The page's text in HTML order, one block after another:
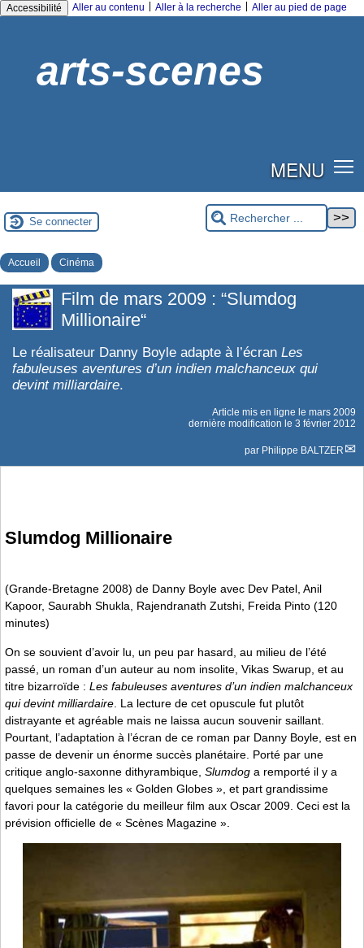
Accessibilité Aller au contenu Aller à la recherche Aller au pied de page
arts-scenes
MENU
Se connecter
Accueil Cinéma
Film de mars 2009 : “Slumdog
Millionaire“
Le réalisateur Danny Boyle adapte à l’écran Les
fabuleuses aventures d’un indien malchanceux qui
devint milliardaire.
Article mis en ligne le mars 2009
dernière modification le 3 février 2012
par Philippe BALTZER
Slumdog Millionaire
(Grande-Bretagne 2008) de Danny Boyle avec Dev Patel, Anil
Kapoor, Saurabh Shukla, Rajendranath Zutshi, Freida Pinto (120
minutes)
On se souvient d’avoir lu, un peu par hasard, au milieu de l’été
passé, un roman d’un auteur au nom insolite, Vikas Swarup, et au
titre bizarroïde : Les fabuleuses aventures d’un indien malchanceux
qui devint milliardaire . La lecture de cet opuscule fut plutôt
distrayante et agréable mais ne laissa aucun souvenir saillant.
Pourtant, l’adaptation à l’écran de ce roman par Danny Boyle, est en
passe de devenir un énorme succès planétaire. Porté par une
critique anglo-saxonne dithyrambique, Slumdog a remporté il y a
quelques semaines les « Golden Globes », et part grandissime
favori pour la catégorie du meilleur film aux Oscar 2009. Ceci est la
prévision officielle de « Scènes Magazine ».